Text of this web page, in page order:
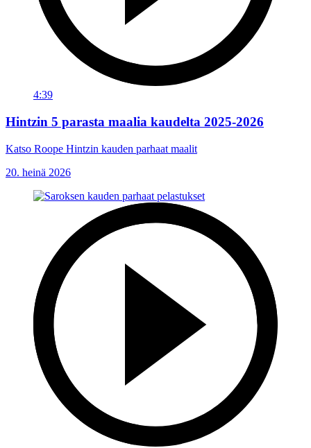
4:39
Hintzin 5 parasta maalia kaudelta 2025-2026
Katso Roope Hintzin kauden parhaat maalit
20. heinä 2026